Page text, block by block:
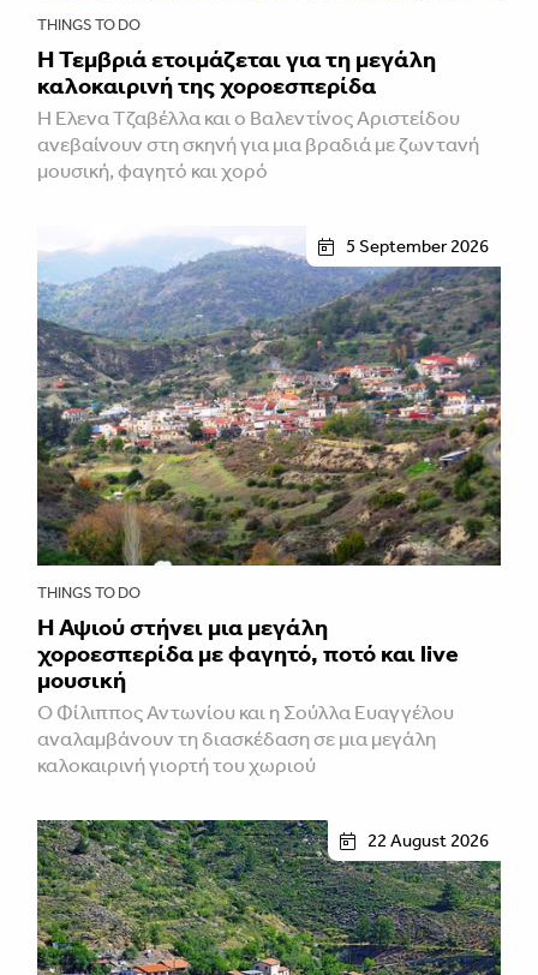
THINGS TO DO
Η Τεμβριά ετοιμάζεται για τη μεγάλη
καλοκαιρινή της χοροεσπερίδα
Η Έλενα Τζαβέλλα και ο Βαλεντίνος Αριστείδου
ανεβαίνουν στη σκηνή για μια βραδιά με ζωντανή
μουσική, φαγητό και χορό
5 September 2026
THINGS TO DO
Η Αψιού στήνει μια μεγάλη
χοροεσπερίδα με φαγητό, ποτό και live
μουσική
Ο Φίλιππος Αντωνίου και η Σούλλα Ευαγγέλου
αναλαμβάνουν τη διασκέδαση σε μια μεγάλη
καλοκαιρινή γιορτή του χωριού
22 August 2026